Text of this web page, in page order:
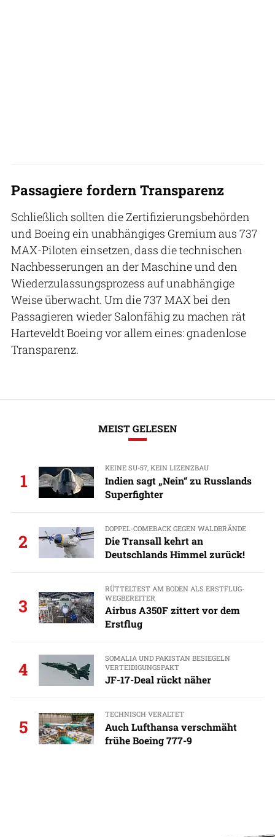
Passagiere fordern Transparenz
Schließlich sollten die Zertifizierungsbehörden
und Boeing ein unabhängiges Gremium aus 737
MAX-Piloten einsetzen, dass die technischen
Nachbesserungen an der Maschine und den
Wiederzulassungsprozess auf unabhängige
Weise überwacht. Um die 737 MAX bei den
Passagieren wieder Salonfähig zu machen rät
Harteveldt Boeing vor allem eines: gnadenlose
Transparenz.
MEIST GELESEN
1
KEINE SU-57, KEIN LIZENZBAU
Indien sagt „Nein“ zu Russlands
Superfighter
2
DOPPEL-COMEBACK GEGEN WALDBRÄNDE
Die Transall kehrt an
Deutschlands Himmel zurück!
3
RÜTTELTEST AM BODEN ALS ERSTFLUG-
WEGBEREITER
Airbus A350F zittert vor dem
Erstflug
4
SOMALIA UND PAKISTAN BESIEGELN
VERTEIDIGUNGSPAKT
JF-17-Deal rückt näher
5
TECHNISCH VERALTET
Auch Lufthansa verschmäht
frühe Boeing 777-9